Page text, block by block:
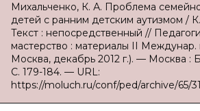
Михальченко, К. А. Проблема
детей с ранним детским аутизмом /
Текст : непосредственный //
мастерство : материалы II Междунар.
Москва, декабрь 2012 г.). — Москва :
С. 179-184. — URL:
https://moluch.ru/conf/ped/archive/65/